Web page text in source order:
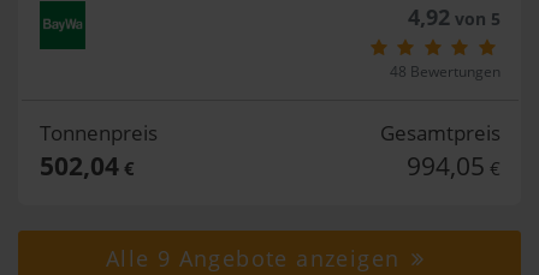
4,92von 5
48 Bewertungen
Tonnenpreis
502,04€
Gesamtpreis
994,05 €
Alle 9 Angebote anzeigen